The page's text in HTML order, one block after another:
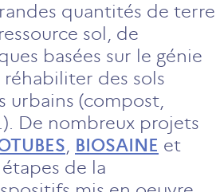
quantités de terre
sol, de
basées sur le génie
des sols
urbains (compost,
De nombreux projets
, BIOSAINE et
de la